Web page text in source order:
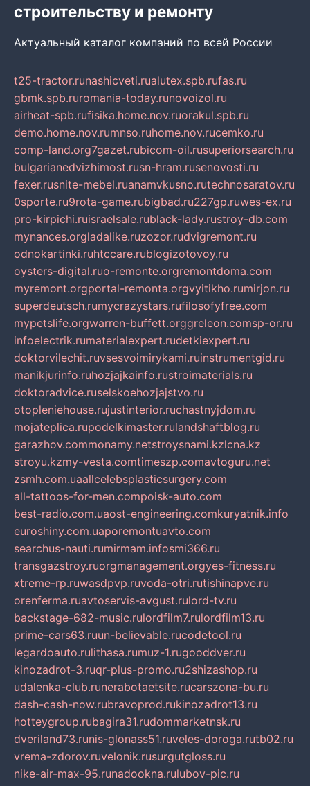
строительству и ремонту
Актуальный каталог компаний по всей России
t25-tractor.runashicveti.rualutex.spb.rufas.ru
gbmk.spb.ruromania-today.runovoizol.ru
airheat-spb.rufisika.home.nov.ruorakul.spb.ru
demo.home.nov.rumnso.ruhome.nov.rucemko.ru
comp-land.org7gazet.rubicom-oil.rusuperiorsearch.ru
bulgarianedvizhimost.rusn-hram.rusenovosti.ru
fexer.rusnite-mebel.ruanamvkusno.rutechnosaratov.ru
0sporte.ru9rota-game.rubigbad.ru227gp.ruwes-ex.ru
pro-kirpichi.ruisraelsale.rublack-lady.rustroy-db.com
mynances.orgladalike.ruzozor.rudvigremont.ru
odnokartinki.ruhtccare.rublogizotovoy.ru
oysters-digital.ruo-remonte.orgremontdoma.com
myremont.orgportal-remonta.orgvyitikho.rumirjon.ru
superdeutsch.rumycrazystars.rufilosofyfree.com
mypetslife.orgwarren-buffett.orggreleon.comsp-or.ru
infoelectrik.rumaterialexpert.rudetkiexpert.ru
doktorvilechit.ruvsesvoimirykami.ruinstrumentgid.ru
manikjurinfo.ruhozjajkainfo.rustroimaterials.ru
doktoradvice.ruselskoehozjajstvo.ru
otopleniehouse.rujustinterior.ruchastnyjdom.ru
mojateplica.rupodelkimaster.rulandshaftblog.ru
garazhov.commonamy.netstroysnami.kzlcna.kz
stroyu.kzmy-vesta.comtimeszp.comavtoguru.net
zsmh.com.uaallcelebsplasticsurgery.com
all-tattoos-for-men.compoisk-auto.com
best-radio.com.uaost-engineering.comkuryatnik.info
euroshiny.com.uaporemontuavto.com
searchus-nauti.rumirmam.infosmi366.ru
transgazstroy.ruorgmanagement.orgyes-fitness.ru
xtreme-rp.ruwasdpvp.ruvoda-otri.rutishinapve.ru
orenferma.ruavtoservis-avgust.rulord-tv.ru
backstage-682-music.rulordfilm7.rulordfilm13.ru
prime-cars63.ruun-believable.rucodetool.ru
legardoauto.rulithasa.rumuz-1.rugooddver.ru
kinozadrot-3.ruqr-plus-promo.ru2shizashop.ru
udalenka-club.runerabotaetsite.rucarszona-bu.ru
dash-cash-now.rubravoprod.rukinozadrot13.ru
hotteygroup.rubagira31.rudommarketnsk.ru
dveriland73.runis-glonass51.ruveles-doroga.rutb02.ru
vrema-zdorov.ruvelonik.rusurgutgloss.ru
nike-air-max-95.runadookna.rulubov-pic.ru